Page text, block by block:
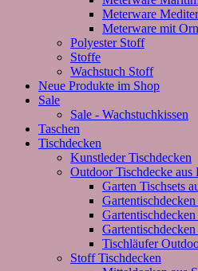
Meterware
Meterware mit
Polyester Stoff
Stoffe
Wachstuch Stoff
Neue Produkte im Shop
Sale
Sale - Wachstuchkissen
Taschen
Tischdecken
Kunstleder Tischdecken
Outdoor Tischdecke aus
Garten Tischsets
Tischläufer
Stoff Tischdecken